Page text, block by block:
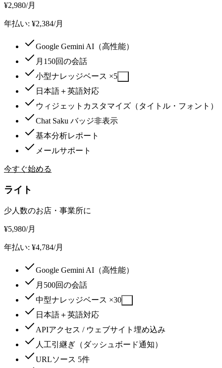
¥2,980/月
年払い: ¥2,384/月
Google Gemini AI（高性能）
月150回の会話
小型ナレッジベース ×5
日本語＋英語対応
ウィジェットカスタマイズ（タイトル・フォント）
Chat Saku バッジ非表示
基本分析レポート
メールサポート
今すぐ始める
ライト
少人数のお店・事業所に
¥5,980/月
年払い: ¥4,784/月
Google Gemini AI（高性能）
月500回の会話
中型ナレッジベース ×30
日本語＋英語対応
APIアクセス / ウェブサイト埋め込み
人工引継ぎ（ダッシュボード通知）
URLソース 5件